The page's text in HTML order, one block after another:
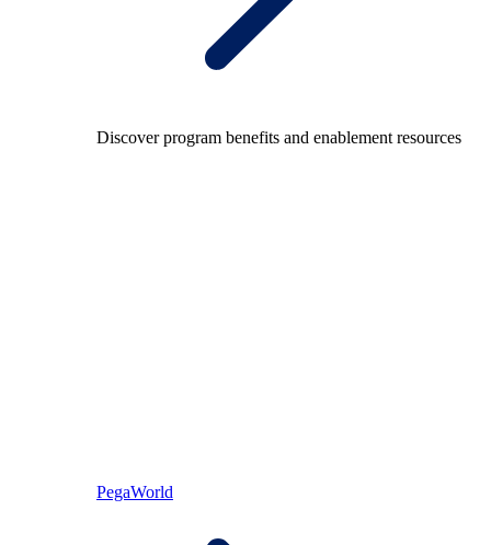
Discover program benefits and enablement resources
PegaWorld